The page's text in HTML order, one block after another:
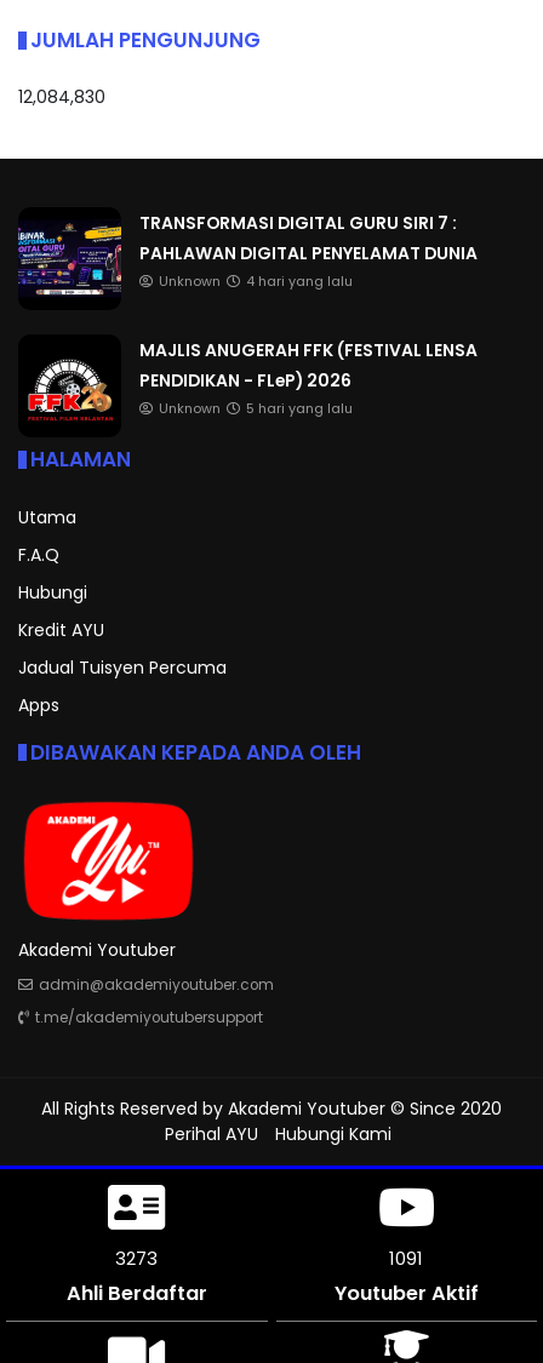
JUMLAH PENGUNJUNG
12,084,830
TRANSFORMASI DIGITAL GURU SIRI 7 :
PAHLAWAN DIGITAL PENYELAMAT DUNIA
Unknown 4 hari yang lalu
MAJLIS ANUGERAH FFK (FESTIVAL LENSA
PENDIDIKAN - FLeP) 2026
Unknown 5 hari yang lalu
HALAMAN
Utama
F.A.Q
Hubungi
Kredit AYU
Jadual Tuisyen Percuma
Apps
DIBAWAKAN KEPADA ANDA OLEH
Akademi Youtuber
admin@akademiyoutuber.com
t.me/akademiyoutubersupport
All Rights Reserved by Akademi Youtuber © Since 2020
Perihal AYU
Hubungi Kami
3705
Ahli Berdaftar
1235
Youtuber Aktif